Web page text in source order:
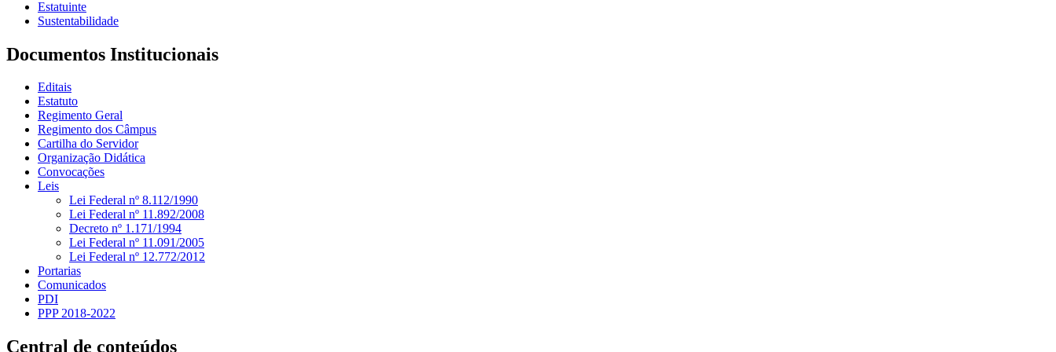
Estatuinte
Sustentabilidade
Documentos Institucionais
Editais
Estatuto
Regimento Geral
Regimento dos Câmpus
Cartilha do Servidor
Organização Didática
Convocações
Leis
Lei Federal nº 8.112/1990
Lei Federal nº 11.892/2008
Decreto nº 1.171/1994
Lei Federal nº 11.091/2005
Lei Federal nº 12.772/2012
Portarias
Comunicados
PDI
PPP 2018-2022
Central de conteúdos